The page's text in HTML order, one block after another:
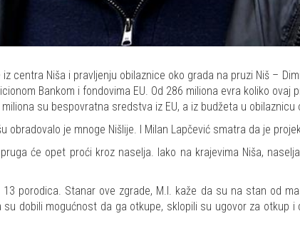
centra Niša i pravljenju obilaznice oko grada na pruzi Niš –
Bankom i fondovima EU. Od 286 miliona evra koliko
su bespovratna sredstva iz EU, a iz budžeta u obilaznicu
je mnoge Nišlije. I Milan Lapčević smatra da je
će opet proći kroz naselja. Iako na krajevima Niša,
porodica. Stanar ove zgrade, M.I. kaže da su na stan od
dobili mogućnost da ga otkupe, sklopili su ugovor za otkup